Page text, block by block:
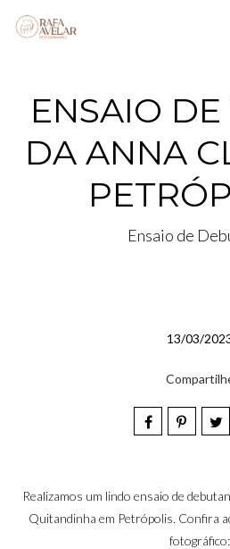
ENSAIO DE
DA ANNA
Ensaio de
13/03/
Realizamos um lindo ensaio de
Quitandinha em Petrópolis. Confira
fotográfico: